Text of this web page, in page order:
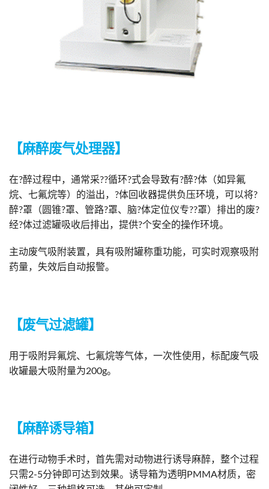
【麻醉废气处理器】
在?醉过程中，通常采??循环?式会导致有?醉?体（如异氟
烷、七氟烷等）的溢出，?体回收器提供负压环境，可以将?
醉?罩（圆锥?罩、管路?罩、脑?体定位仪专??罩）排出的废?
经?体过滤罐吸收后排出，提供?个安全的操作环境。
主动废气吸附装置，具有吸附罐称重功能，可实时观察吸附
药量，失效后自动报警。
【废气过滤罐】
用于吸附异氟烷、七氟烷等气体，一次性使用，标配废气吸
收罐最大吸附量为200g。
【麻醉诱导箱】
在进行动物手术时，首先需对动物进行诱导麻醉，整个过程
只需2-5分钟即可达到效果。诱导箱为透明PMMA材质，密